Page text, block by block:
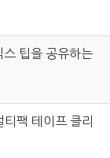
스 팁을 공유하는
팩 테이프 클리